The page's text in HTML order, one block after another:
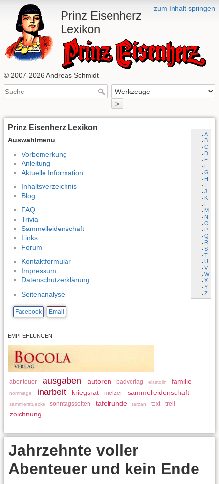
zum Inhalt springen
Prinz Eisenherz
Lexikon
© 2007-2026 Andreas Schmidt
>
Prinz Eisenherz Lexikon
Auswahlmenu
A
B
C
D
E
F
G
H
I
J
K
L
M
N
O
P
Q
R
S
T
U
V
W
X
Y
Z
Vorbemerkung
Anleitung
Aktuelle Information
Inhaltsverzeichnis
Blog
FAQ
Trivia
Sammelleidenschaft
Links
Forum
Kontaktformular
Impressum
Datenschutzerklärung
Seitenanalyse
Facebook Email
EMPFEHLUNGEN
abenteuer ausgaben autoren badverlag elastolin familie
hommage inarbeit kriegsrat melzer sammelleidenschaft
sammlerstuecke sonntagsseiten tafelrunde tarzan text trell
zeichnung
Jahrzehnte voller
Abenteuer und kein Ende